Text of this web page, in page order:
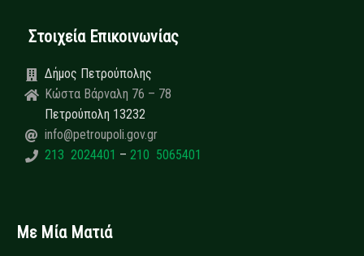
Στοιχεία Επικοινωνίας
Δήμος Πετρούπολης
Κώστα Βάρναλη 76 – 78
Πετρούπολη 13232
info@petroupoli.gov.gr
213 2024401 – 210 5065401
Με Μία Ματιά